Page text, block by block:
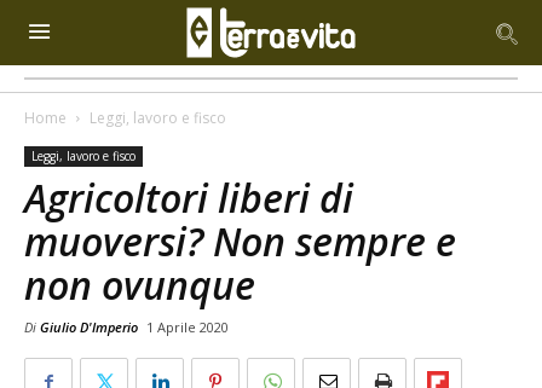
Home Leggi, lavoro e fisco
Leggi, lavoro e fisco
Agricoltori liberi di
muoversi? Non sempre e
non ovunque
Di Giulio D'Imperio 1 Aprile 2020